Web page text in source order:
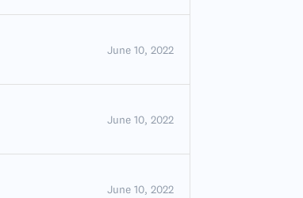
June 10, 2022
June 10, 2022
June 10, 2022